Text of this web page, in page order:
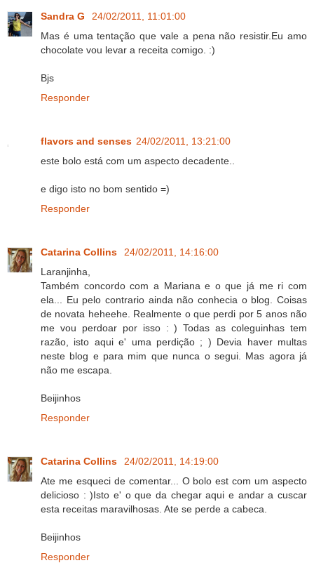
Sandra G
24/02/2011, 11:01:00
Mas é uma tentação que vale a pena não resistir.Eu amo
chocolate vou levar a receita comigo. :)
Bjs
Responder
flavors and senses 24/02/2011, 13:21:00
este bolo está com um aspecto decadente..
e digo isto no bom sentido =)
Responder
Catarina Collins
24/02/2011, 14:16:00
Laranjinha,
Também concordo com a Mariana e o que já me ri com
ela... Eu pelo contrario ainda não conhecia o blog. Coisas
de novata heheehe. Realmente o que perdi por 5 anos não
me vou perdoar por isso : ) Todas as coleguinhas tem
razão, isto aqui e' uma perdição ; ) Devia haver multas
neste blog e para mim que nunca o segui. Mas agora já
não me escapa.
Beijinhos
Responder
Catarina Collins
24/02/2011, 14:19:00
Ate me esqueci de comentar... O bolo est com um aspecto
delicioso : )Isto e' o que da chegar aqui e andar a cuscar
esta receitas maravilhosas. Ate se perde a cabeca.
Beijinhos
Responder